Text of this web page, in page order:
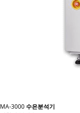
MA-3000 수은분석기